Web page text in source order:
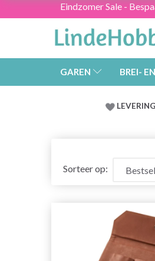
Eindzomer Sale -
GAREN BREI-
Sorteer op: